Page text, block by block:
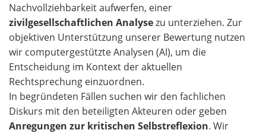
Nachvollziehbarkeit aufwerfen, einer
zivilgesellschaftlichen Analysezu unterziehen. Zur
objektiven Unterstützung unserer Bewertung nutzen
wir computergestützte Analysen (AI), um die
Entscheidung im Kontext der aktuellen
Rechtsprechung einzuordnen.
In begründeten Fällen suchen wir den fachlichen
Diskurs mit den beteiligten Akteuren oder geben
Anregungen zur kritischen Selbstreflexion. Wir